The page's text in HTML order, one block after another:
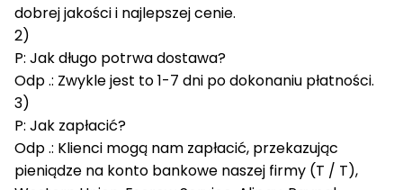
dobrej jakości i najlepszej cenie.
2)
P: Jak długo potrwa dostawa?
Odp .: Zwykle jest to 1-7 dni po dokonaniu płatności.
3)
P: Jak zapłacić?
Odp .: Klienci mogą nam zapłacić, przekazując
pieniądze na konto bankowe naszej firmy (T / T),